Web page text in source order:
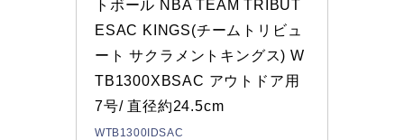
トボール NBA TEAM TRIBUT
ESAC KINGS(チームトリビュ
ート サクラメントキングス) W
TB1300XBSAC アウトドア用
7号/ 直径約24.5cm
WTB1300IDSAC